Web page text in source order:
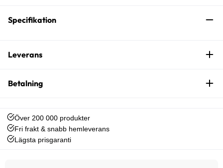
Specifikation
Leverans
Betalning
Över 200 000 produkter
Fri frakt & snabb hemleverans
Lägsta prisgaranti